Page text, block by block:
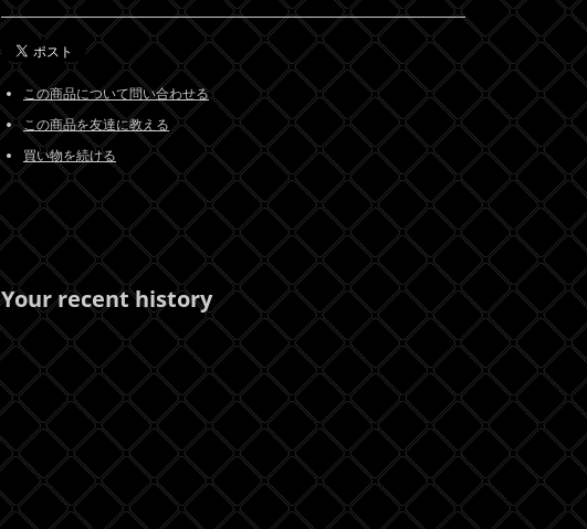
この商品について問い合わせる
この商品を友達に教える
買い物を続ける
Your recent history